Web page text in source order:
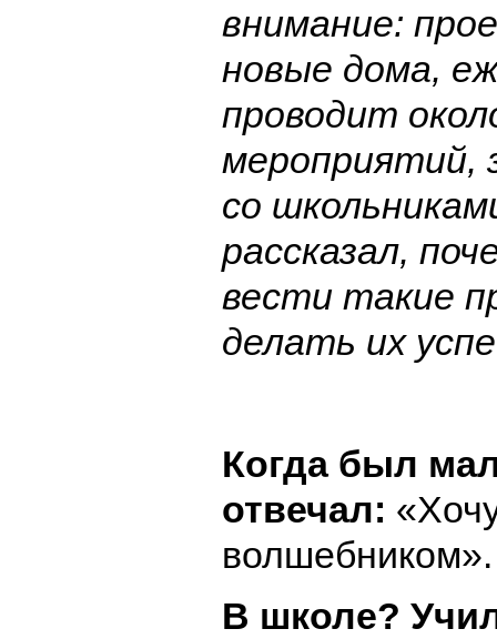
внимание:
новые дома,
проводит
мероприятий,
со
рассказал,
вести такие
делать их
Когда был
отвечал:
волшебником».
В школе?